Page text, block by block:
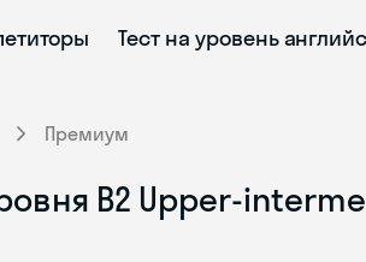
Тест на уровень
Премиум
B2 Upper-